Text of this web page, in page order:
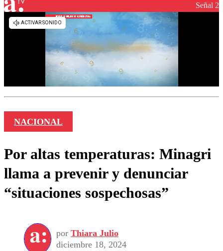
Señal 2
NACIONAL
Por altas temperaturas: Minagri
llama a prevenir y denunciar
“situaciones sospechosas”
por Thiara Julio
diciembre 18, 2024